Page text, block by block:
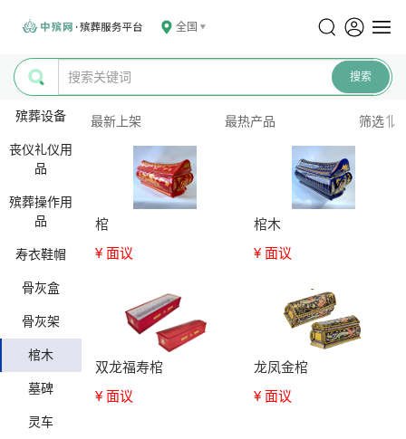
全国
殡葬设备
丧仪礼仪用
品
殡葬操作用
品
寿衣鞋帽
骨灰盒
骨灰架
棺木
墓碑
灵车
最新上架 最热产品 筛选
棺
¥ 面议
棺木
¥ 面议
双龙福寿棺
¥ 面议
龙凤金棺
¥ 面议